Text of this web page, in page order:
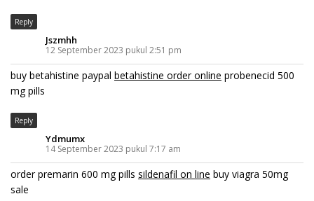
Reply
Jszmhh
12 September 2023 pukul 2:51 pm
buy betahistine paypal betahistine order online probenecid 500
mg pills
Reply
Ydmumx
14 September 2023 pukul 7:17 am
order premarin 600 mg pills sildenafil on line buy viagra 50mg
sale